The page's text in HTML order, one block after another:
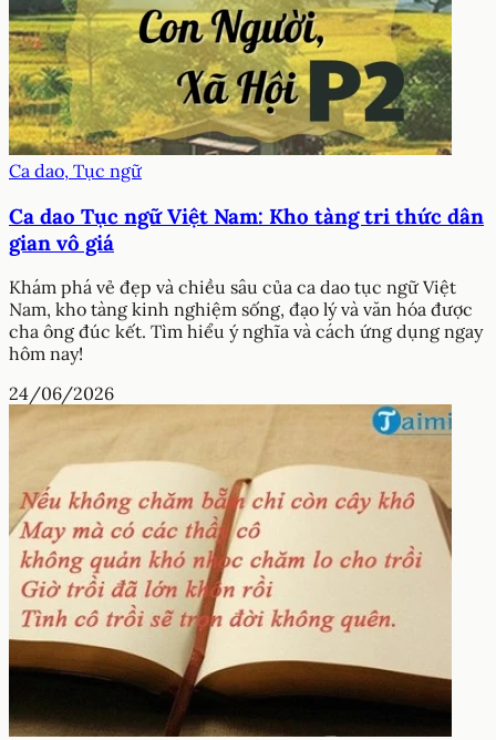
Ca dao, Tục ngữ
Ca dao Tục ngữ Việt Nam: Kho tàng tri thức dân
gian vô giá
Khám phá vẻ đẹp và chiều sâu của ca dao tục ngữ Việt
Nam, kho tàng kinh nghiệm sống, đạo lý và văn hóa được
cha ông đúc kết. Tìm hiểu ý nghĩa và cách ứng dụng ngay
hôm nay!
24/06/2026